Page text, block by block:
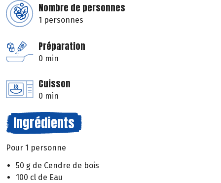
Nombre de personnes
1 personnes
Préparation
0 min
Cuisson
0 min
Ingrédients
Pour 1 personne
50 g de Cendre de bois
100 cl de Eau